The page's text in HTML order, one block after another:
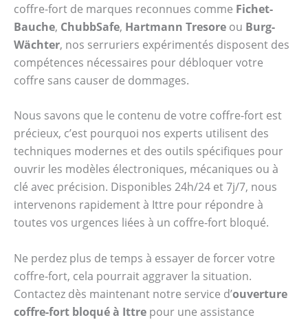
coffre-fort de marques reconnues comme Fichet-
Bauche, ChubbSafe, Hartmann Tresore ou Burg-
Wächter, nos serruriers expérimentés disposent des
compétences nécessaires pour débloquer votre
coffre sans causer de dommages.
Nous savons que le contenu de votre coffre-fort est
précieux, c’est pourquoi nos experts utilisent des
techniques modernes et des outils spécifiques pour
ouvrir les modèles électroniques, mécaniques ou à
clé avec précision. Disponibles 24h/24 et 7j/7, nous
intervenons rapidement à Ittre pour répondre à
toutes vos urgences liées à un coffre-fort bloqué.
Ne perdez plus de temps à essayer de forcer votre
coffre-fort, cela pourrait aggraver la situation.
Contactez dès maintenant notre service d’ouverture
coffre-fort bloqué à Ittre pour une assistance